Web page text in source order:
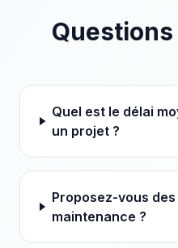
Quel est le délai
un projet ?
Proposez-vous
maintenance ?